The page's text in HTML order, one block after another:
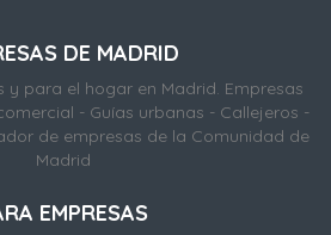
DE MADRID
y para el hogar en Madrid. Empresas
- Guías urbanas - Callejeros -
de empresas de la Comunidad de
Madrid
EMPRESAS